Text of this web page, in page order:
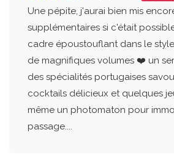
Une pépite, j'aurai bien mis
supplémentaires si c'était
cadre époustouflant dans le
de magnifiques volumes ❤️ un
des spécialités portugaises
cocktails délicieux et quelques
même un photomaton pour
passage....